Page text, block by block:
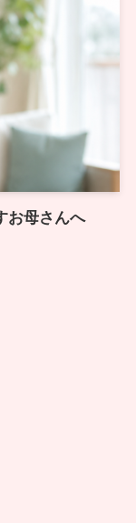
お母さんへ